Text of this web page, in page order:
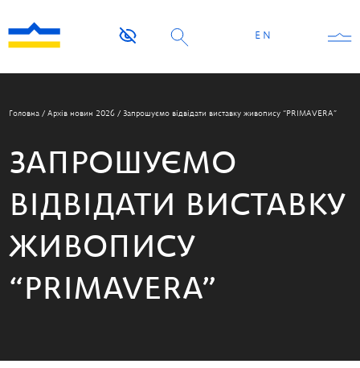
EN
Головна / Архів новин 2026 / Запрошуємо відвідати виставку живопису “PRIMAVERA”
ЗАПРОШУЄМО
ВІДВІДАТИ ВИСТАВКУ
ЖИВОПИСУ
“PRIMAVERA”